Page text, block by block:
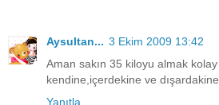
Aysultan... 3 Ekim 2009 13:42
Aman sakın 35 kiloyu almak
kendine,içerdekine ve
Yanıtla